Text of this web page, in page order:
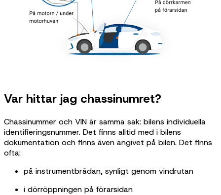
Var hittar jag chassinumret?
Chassinummer och VIN är samma sak: bilens individuella
identifieringsnummer. Det finns alltid med i bilens
dokumentation och finns även angivet på bilen. Det finns
ofta:
på instrumentbrädan, synligt genom vindrutan
i dörröppningen på förarsidan